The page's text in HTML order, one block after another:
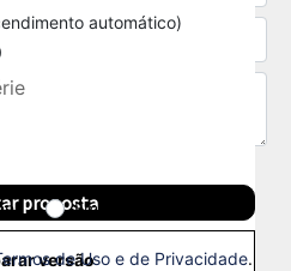
Email
de Uso e de Privacidade.
automático)
proposta
versão